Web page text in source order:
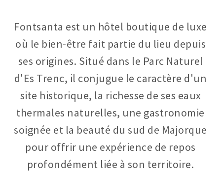
Fontsanta est un hôtel boutique de luxe
où le bien-être fait partie du lieu depuis
ses origines. Situé dans le Parc Naturel
d'Es Trenc, il conjugue le caractère d'un
site historique, la richesse de ses eaux
thermales naturelles, une gastronomie
soignée et la beauté du sud de Majorque
pour offrir une expérience de repos
profondément liée à son territoire.